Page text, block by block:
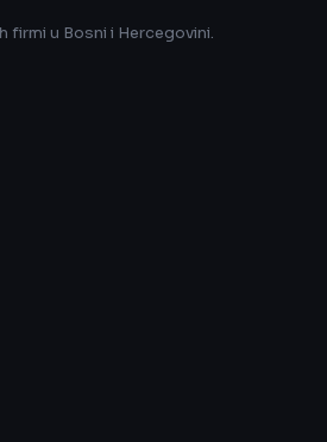
firmi u Bosni i Hercegovini.